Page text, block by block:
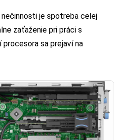
nečinnosti je spotreba celej
zaťaženie pri práci s
sa prejaví na